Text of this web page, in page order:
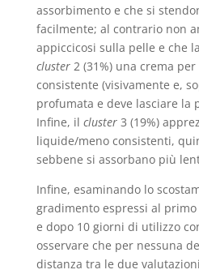
assorbimento e che si
facilmente; al contrario non
appiccicosi sulla pelle e che
cluster2 (31%) una crema per
consistente (visivamente e,
profumata e deve lasciare la
Infine, il cluster3 (19%)
liquide/meno consistenti,
sebbene si assorbano più
Infine, esaminando lo
gradimento espressi al
e dopo 10 giorni di utilizzo
osservare che per nessuna
distanza tra le due